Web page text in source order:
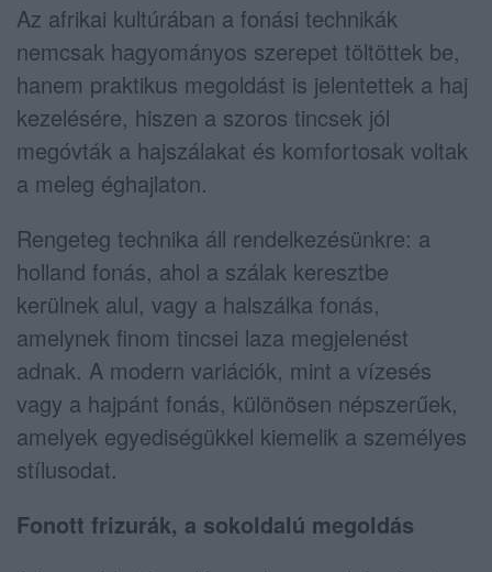
Az afrikai kultúrában a fonási technikák
nemcsak hagyományos szerepet töltöttek be,
hanem praktikus megoldást is jelentettek a haj
kezelésére, hiszen a szoros tincsek jól
megóvták a hajszálakat és komfortosak voltak
a meleg éghajlaton.
Rengeteg technika áll rendelkezésünkre: a
holland fonás, ahol a szálak keresztbe
kerülnek alul, vagy a halszálka fonás,
amelynek finom tincsei laza megjelenést
adnak. A modern variációk, mint a vízesés
vagy a hajpánt fonás, különösen népszerűek,
amelyek egyediségükkel kiemelik a személyes
stílusodat.
Fonott frizurák, a sokoldalú megoldás